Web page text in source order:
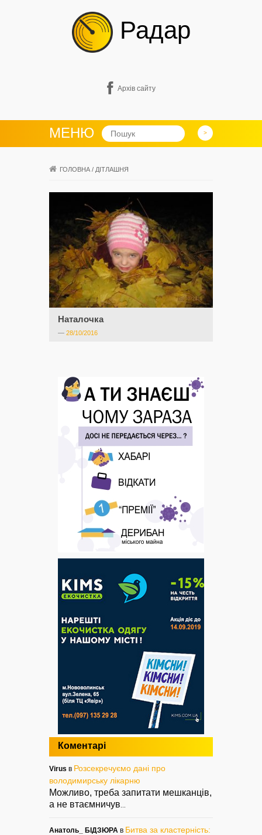
Радар
Архів сайту
МЕНЮ
ГОЛОВНА / ДІТЛАШНЯ
Наталочка
— 28/10/2016
Коментарі
Virus в Розсекречуємо дані про
володимирську лікарню
Можливо, треба запитати мешканців,
а не втаємничув
Анатоль_ БІДЗЮРА в Битва за кластерність: